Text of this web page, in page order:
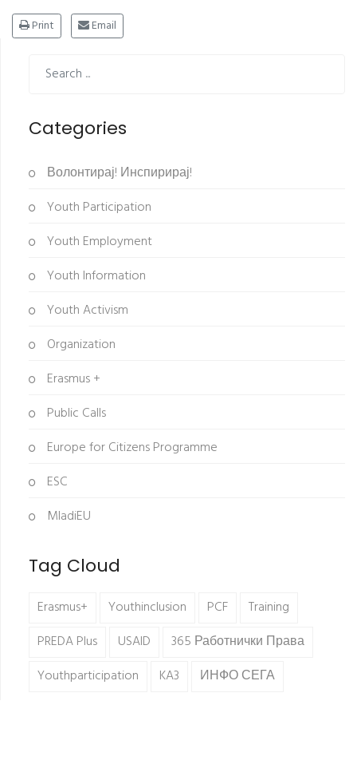
Print Email
Categories
Волонтирај! Инспирирај!
Youth Participation
Youth Employment
Youth Information
Youth Activism
Organization
Erasmus +
Public Calls
Europe for Citizens Programme
ESC
MladiEU
Tag Cloud
Erasmus+ Youthinclusion PCF
Training
PREDA Plus
USAID
365 Работнички Права
Youthparticipation
KA3 ИНФО СЕГА